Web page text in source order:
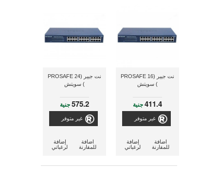
نت جيير (PROSAFE 16
) سويتش
411.4جنية
غير متوفر
إضافة
لرغباتي
اضافة
للمقارنة
نت جيير (PROSAFE 24
) سويتش
575.2جنية
غير متوفر
إضافة
لرغباتي
اضافة
للمقارنة